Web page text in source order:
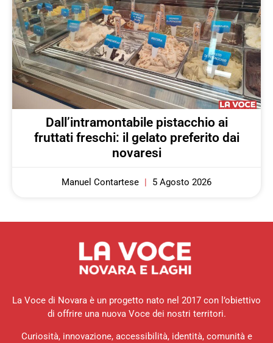
Dall’intramontabile pistacchio ai
fruttati freschi: il gelato preferito dai
novaresi
Manuel Contartese 5 Agosto 2026
La Voce di Novara è un progetto nato nel 2017 con l’obiettivo
di offrire una nuova Voce dei nostri territori.
Curiosità, innovazione, accessibilità, identità, comunità e